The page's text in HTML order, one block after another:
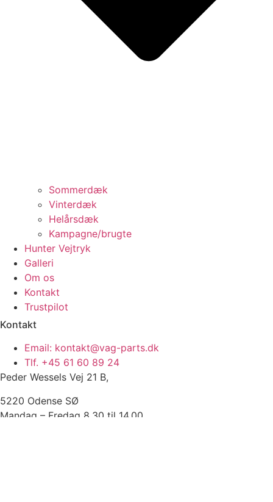
Sommerdæk
Vinterdæk
Helårsdæk
Kampagne/brugte
Hunter Vejtryk
Galleri
Om os
Kontakt
Trustpilot
Kontakt
Email: kontakt@vag-parts.dk
Tlf. +45 61 60 89 24
Peder Wessels Vej 21 B,
5220 Odense SØ
Mandag – Fredag 8.30 til 14.00